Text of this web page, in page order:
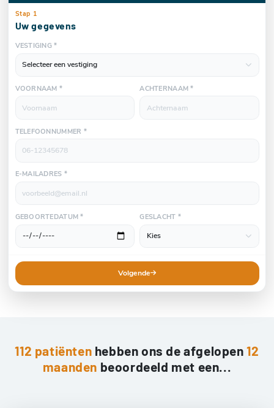
Stap 1
Uw gegevens
VESTIGING *
VOORNAAM * ACHTERNAAM *
TELEFOONNUMMER *
E-MAILADRES *
GEBOORTEDATUM * GESLACHT *
Volgende
112 patiënten hebben ons de afgelopen12
maanden beoordeeld met een...